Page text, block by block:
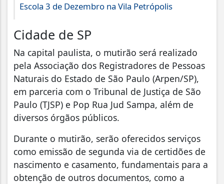
Escola 3 de Dezembro na Vila Petrópolis
Cidade de SP
Na capital paulista, o mutirão será realizado
pela Associação dos Registradores de Pessoas
Naturais do Estado de São Paulo (Arpen/SP),
em parceria com o Tribunal de Justiça de São
Paulo (TJSP) e Pop Rua Jud Sampa, além de
diversos órgãos públicos.
Durante o mutirão, serão oferecidos serviços
como emissão de segunda via de certidões de
nascimento e casamento, fundamentais para a
obtenção de outros documentos, como a